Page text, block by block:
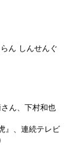
ん しんせんぐ
ん、下村和也
』、連続テレビ